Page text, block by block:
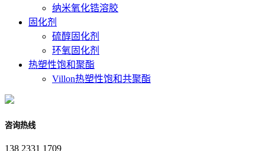
纳米氧化锆溶胶
固化剂
硫醇固化剂
环氧固化剂
热塑性饱和聚酯
Villon热塑性饱和共聚酯
咨询热线
138 2331 1709